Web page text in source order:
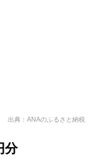
出典：ANAのふるさと納税
分